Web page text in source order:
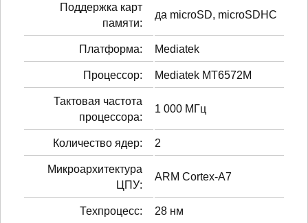
Поддержка карт
памяти:
да microSD, microSDHC
Платформа: Mediatek
Процессор: Mediatek MT6572M
Тактовая частота
процессора:
1 000 МГц
Количество ядер: 2
Микроархитектура
ЦПУ:
ARM Cortex-A7
Техпроцесс: 28 нм